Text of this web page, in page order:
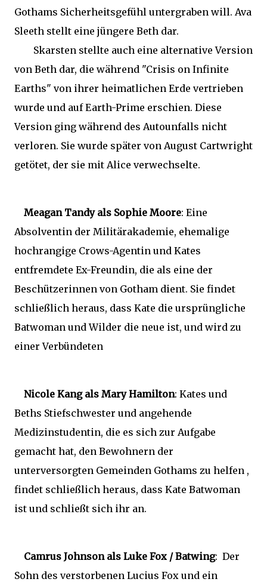
Gothams Sicherheitsgefühl untergraben will. Ava
Sleeth stellt eine jüngere Beth dar.
Skarsten stellte auch eine alternative Version
von Beth dar, die während "Crisis on Infinite
Earths" von ihrer heimatlichen Erde vertrieben
wurde und auf Earth-Prime erschien. Diese
Version ging während des Autounfalls nicht
verloren. Sie wurde später von August Cartwright
getötet, der sie mit Alice verwechselte.
Meagan Tandy als Sophie Moore: Eine
Absolventin der Militärakademie, ehemalige
hochrangige Crows-Agentin und Kates
entfremdete Ex-Freundin, die als eine der
Beschützerinnen von Gotham dient. Sie findet
schließlich heraus, dass Kate die ursprüngliche
Batwoman und Wilder die neue ist, und wird zu
einer Verbündeten
Nicole Kang als Mary Hamilton: Kates und
Beths Stiefschwester und angehende
Medizinstudentin, die es sich zur Aufgabe
gemacht hat, den Bewohnern der
unterversorgten Gemeinden Gothams zu helfen ,
findet schließlich heraus, dass Kate Batwoman
ist und schließt sich ihr an.
Camrus Johnson als Luke Fox / Batwing: Der
Sohn des verstorbenen Lucius Fox und ein